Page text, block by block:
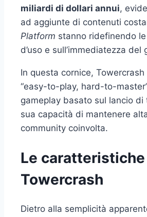
miliardi di dollari annui,
ad aggiunte di contenuti
Platform stanno ridefinendo
d’uso e sull’immediatezza del
In questa cornice,
“easy-to-play, hard-to-
gameplay basato sul lancio
sua capacità di mantenere
community coinvolta.
Le
Towercrash
Dietro alla semplicità